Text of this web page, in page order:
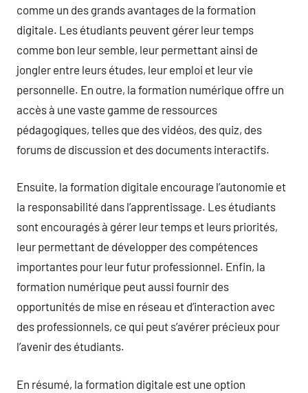
comme un des grands avantages de la formation
digitale. Les étudiants peuvent gérer leur temps
comme bon leur semble, leur permettant ainsi de
jongler entre leurs études, leur emploi et leur vie
personnelle. En outre, la formation numérique offre un
accès à une vaste gamme de ressources
pédagogiques, telles que des vidéos, des quiz, des
forums de discussion et des documents interactifs.
Ensuite, la formation digitale encourage l’autonomie et
la responsabilité dans l’apprentissage. Les étudiants
sont encouragés à gérer leur temps et leurs priorités,
leur permettant de développer des compétences
importantes pour leur futur professionnel. Enfin, la
formation numérique peut aussi fournir des
opportunités de mise en réseau et d’interaction avec
des professionnels, ce qui peut s’avérer précieux pour
l’avenir des étudiants.
En résumé, la formation digitale est une option